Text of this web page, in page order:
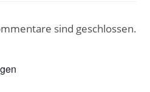
sind geschlossen.